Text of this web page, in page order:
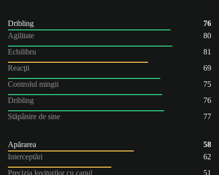
Dribling
76
Agilitate
80
Echilibru
81
Reacţii
69
Controlul mingii
75
Dribling
76
Stăpânire de sine
77
Apărarea
58
Interceptări
62
Precizia loviturilor cu capul
51